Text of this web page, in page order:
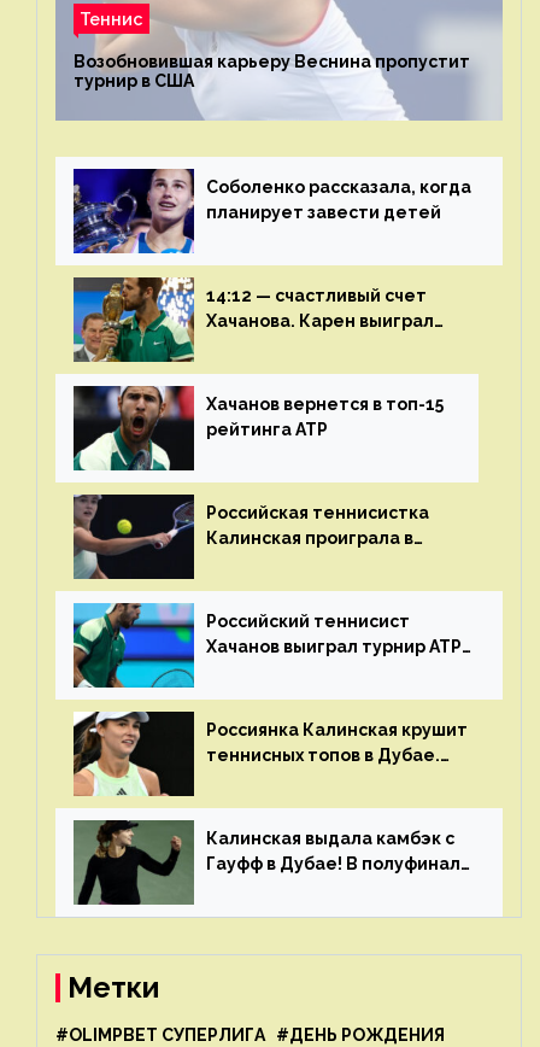
Теннис
Возобновившая карьеру Веснина пропустит
турнир в США
Соболенко рассказала, когда
планирует завести детей
14:12 — счастливый счет
Хачанова. Карен выиграл
Хачанов вернется в топ-15
рейтинга ATP
Российская теннисистка
Калинская проиграла в
Российский теннисист
Хачанов выиграл турнир ATP
Россиянка Калинская крушит
теннисных топов в Дубае.
рейтинга
Калинская выдала камбэк с
Гауфф в Дубае! В полуфинале
Свёнтек
Метки
#OLIMPBET СУПЕРЛИГА #ДЕНЬ РОЖДЕНИЯ